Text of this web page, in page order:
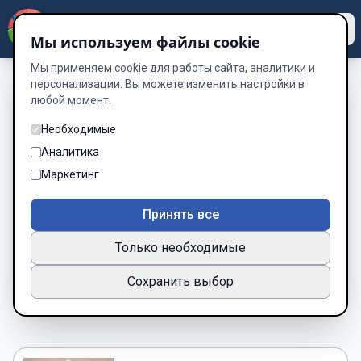
Книги о Заговор —
читать онлайн
бесплатно
Подборка книг по жанру «Заговор»
Новинки Популярные
Мы используем файлы cookie
Мы применяем cookie для работы сайта, аналитики и
персонализации. Вы можете изменить настройки в
любой момент.
Необходимые
Аналитика
Маркетинг
Принять все
Только необходимые
Сохранить выбор